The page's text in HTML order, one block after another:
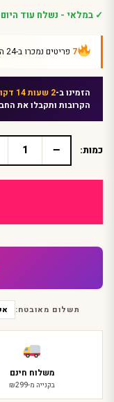
✓ במלאי - נשלח עוד היום
7 פריטים נמכרו ב-24 השעות האחרונות
הזמינו ב-2 שעות 14 דקות
הקרובות ותקבלו את
כמות
גרביון
\
כמות: −
תשלום מאובטח:
משלוח חינם
בקנייה מ-₪299